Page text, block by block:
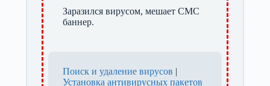
Заразился вирусом, мешает СМС
баннер.
Поиск и удаление вирусов |
Установка антивирусных пакетов